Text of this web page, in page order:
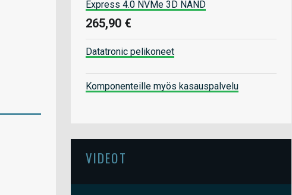
Express 4.0 NVMe 3D NAND
265,90 €
Datatronic pelikoneet
Komponenteille myös kasauspalvelu
VIDEOT